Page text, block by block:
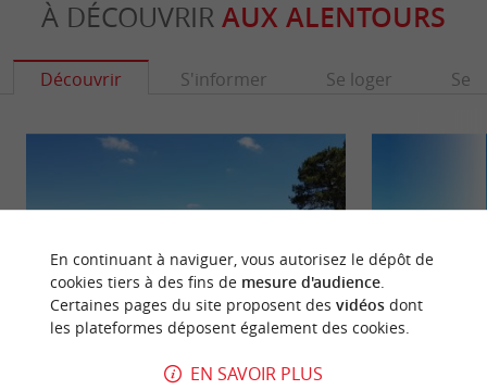
À DÉCOUVRIR AUX ALENTOURS
Découvrir S'informer Se loger Se
En continuant à naviguer, vous autorisez le dépôt de
cookies tiers à des fins de mesure d'audience.
Certaines pages du site proposent des vidéosdont
les plateformes déposent également des cookies.
EN SAVOIR PLUS